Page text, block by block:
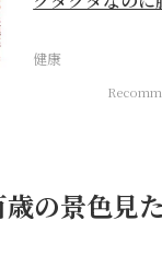
健康
の景色見